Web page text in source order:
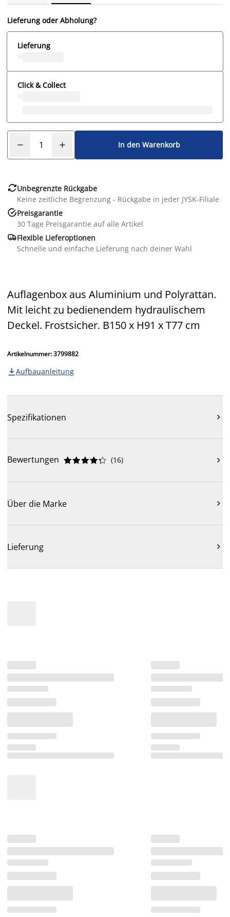
Lieferung oder Abholung?
Lieferung
Click & Collect
In den Warenkorb
Unbegrenzte Rückgabe
Keine zeitliche Begrenzung - Rückgabe in jeder JYSK-Filiale
Preisgarantie
30 Tage Preisgarantie auf alle Artikel
Flexible Lieferoptionen
Schnelle und einfache Lieferung nach deiner Wahl
Auflagenbox aus Aluminium und Polyrattan.
Mit leicht zu bedienendem hydraulischem
Deckel. Frostsicher. B150 x H91 x T77 cm
Artikelnummer: 3799882
 Aufbauanleitung
Spezifikationen 
Bewertungen 




 (16) 
Über die Marke 
Lieferung 